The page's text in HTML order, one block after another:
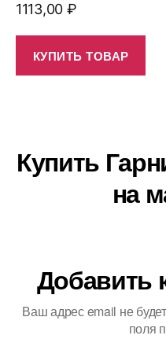
1113,00 ₽
КУПИТЬ ТОВАР
Купить
на
Добавить
Ваш адрес email не
поля